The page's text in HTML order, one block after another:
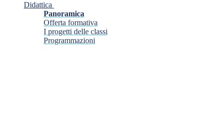
Didattica
Panoramica
Offerta formativa
I progetti delle classi
Programmazioni